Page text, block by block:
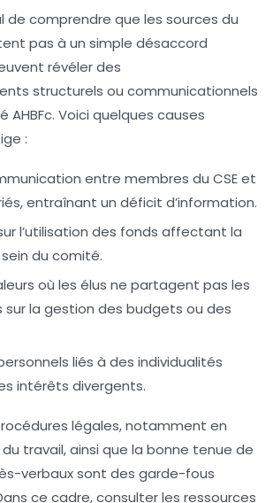
de comprendre que les sources du
pas à un simple désaccord
révéler des
structurels ou communicationnels
AHBFc. Voici quelques causes
:
entre membres du CSE et
entraînant un déficit d’information.
l’utilisation des fonds affectant la
du comité.
où les élus ne partagent pas les
sur la gestion des budgets ou des
liés à des individualités
intérêts divergents.
légales, notamment en
travail, ainsi que la bonne tenue de
verbaux sont des garde-fous
ce cadre, consulter les ressources